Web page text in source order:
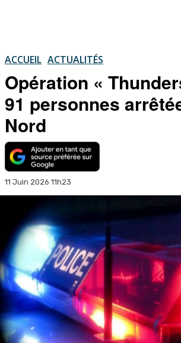
ACCUEIL ACTUALITÉS
Opération «
91 personnes
Nord
11 Juin 2026 11h23